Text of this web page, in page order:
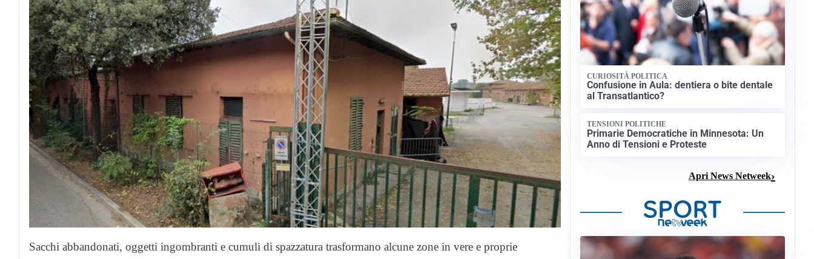
Sacchi abbandonati, oggetti ingombranti e cumuli di spazzatura trasformano alcune zone in vere e proprie
CURIOSITÀ POLITICA
Confusione in Aula: dentiera o bite dentale
al Transatlantico?
TENSIONI POLITICHE
Primarie Democratiche in Minnesota: Un
Anno di Tensioni e Proteste
Apri News Netweek